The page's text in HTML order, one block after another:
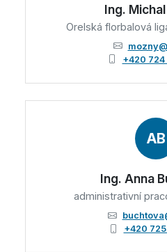
Ing.
Orelská florbalová
+420
AB
Ing. Anna
administrativní
+420